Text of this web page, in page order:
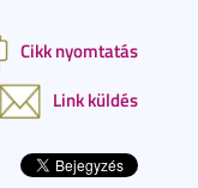
Cikk nyomtatás
Link küldés